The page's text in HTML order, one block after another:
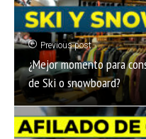
Previous post
¿Mejor momento para
de Ski o snowboard?